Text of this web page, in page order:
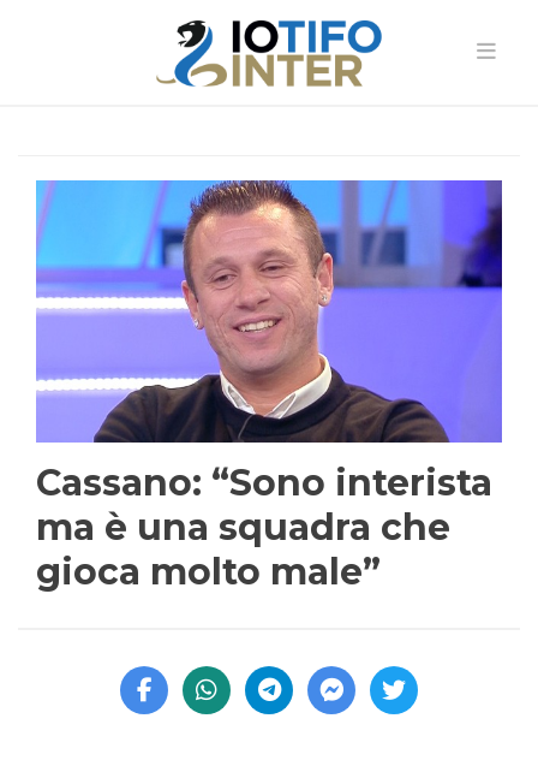
Cassano: “Sono interista
ma è una squadra che
gioca molto male”